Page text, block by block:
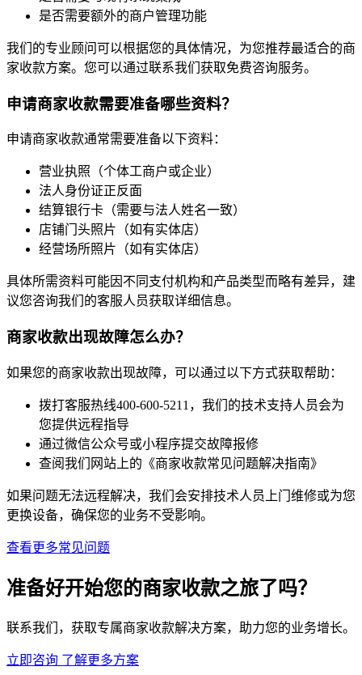
是否需要额外的商户管理功能
我们的专业顾问可以根据您的具体情况，为您推荐最适合的商
家收款方案。您可以通过联系我们获取免费咨询服务。
申请商家收款需要准备哪些资料？
申请商家收款通常需要准备以下资料：
营业执照（个体工商户或企业）
法人身份证正反面
结算银行卡（需要与法人姓名一致）
店铺门头照片（如有实体店）
经营场所照片（如有实体店）
具体所需资料可能因不同支付机构和产品类型而略有差异，建
议您咨询我们的客服人员获取详细信息。
商家收款出现故障怎么办？
如果您的商家收款出现故障，可以通过以下方式获取帮助：
拨打客服热线400-600-5211，我们的技术支持人员会为
您提供远程指导
通过微信公众号或小程序提交故障报修
查阅我们网站上的《商家收款常见问题解决指南》
如果问题无法远程解决，我们会安排技术人员上门维修或为您
更换设备，确保您的业务不受影响。
查看更多常见问题
准备好开始您的商家收款之旅了吗？
联系我们，获取专属商家收款解决方案，助力您的业务增长。
立即咨询 了解更多方案